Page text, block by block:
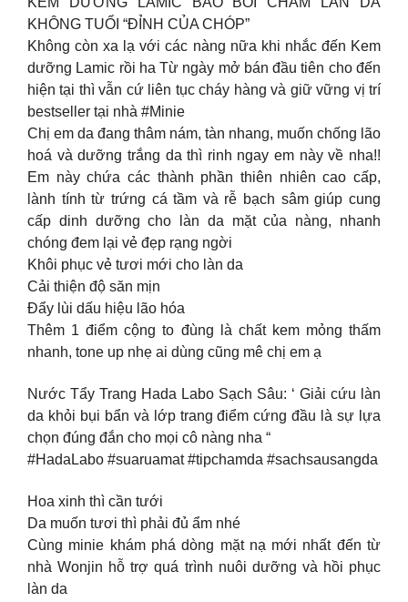
KHÔNG TUỔI “ĐỈNH CỦA CHÓP”
Không còn xa lạ với các nàng nữa khi nhắc đến Kem
dưỡng Lamic rồi ha Từ ngày mở bán đầu tiên cho đến
hiện tại thì vẫn cứ liên tục cháy hàng và giữ vững vị trí
bestseller tại nhà #Minie
Chị em da đang thâm nám, tàn nhang, muốn chống lão
hoá và dưỡng trắng da thì rinh ngay em này về nha!!
Em này chứa các thành phần thiên nhiên cao cấp,
lành tính từ trứng cá tầm và rễ bạch sâm giúp cung
cấp dinh dưỡng cho làn da mặt của nàng, nhanh
chóng đem lại vẻ đẹp rạng ngời
Khôi phục vẻ tươi mới cho làn da
Cải thiện độ săn mịn
Đẩy lùi dấu hiệu lão hóa
Thêm 1 điểm cộng to đùng là chất kem mỏng thấm
nhanh, tone up nhẹ ai dùng cũng mê chị em ạ
Nước Tẩy Trang Hada Labo Sạch Sâu: ‘ Giải cứu làn
da khỏi bụi bẩn và lớp trang điểm cứng đầu là sự lựa
chọn đúng đắn cho mọi cô nàng nha “
#HadaLabo #suaruamat #tipchamda #sachsausangda
Hoa xinh thì cần tưới
Da muốn tươi thì phải đủ ẩm nhé
Cùng minie khám phá dòng mặt nạ mới nhất đến từ
nhà Wonjin hỗ trợ quá trình nuôi dưỡng và hồi phục
làn da